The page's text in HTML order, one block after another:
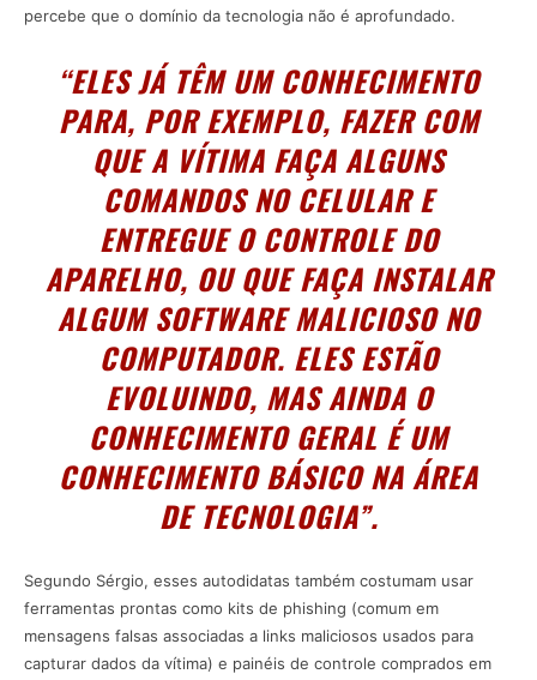
percebe que o domínio da tecnologia não é aprofundado.
“ELES JÁ TÊM UM CONHECIMENTO
PARA, POR EXEMPLO, FAZER COM
QUE A VÍTIMA FAÇA ALGUNS
COMANDOS NO CELULAR E
ENTREGUE O CONTROLE DO
APARELHO, OU QUE FAÇA INSTALAR
ALGUM SOFTWARE MALICIOSO NO
COMPUTADOR. ELES ESTÃO
EVOLUINDO, MAS AINDA O
CONHECIMENTO GERAL É UM
CONHECIMENTO BÁSICO NA ÁREA
DE TECNOLOGIA”.
Segundo Sérgio, esses autodidatas também costumam usar
ferramentas prontas como kits de phishing (comum em
mensagens falsas associadas a links maliciosos usados para
capturar dados da vítima) e painéis de controle comprados em